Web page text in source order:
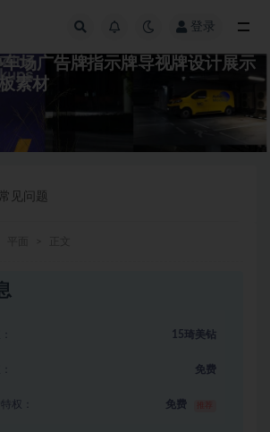
登录
场广告牌指示牌导视牌设计展示
素材
常见问题
15琦美钻
免费
权： 免费